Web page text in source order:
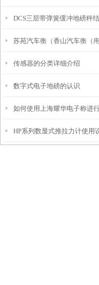
衡）娄门汽车衡）桃花坞汽
DCS三层带弹簧缓冲地磅秤
能说明
苏苑汽车衡（香山汽车衡（
衡）光福汽车衡）木渎汽车衡
传感器的分类详细介绍
数字式电子地磅的认识
如何使用上海耀华电子称进
量？
HP系列数显式推拉力计使用